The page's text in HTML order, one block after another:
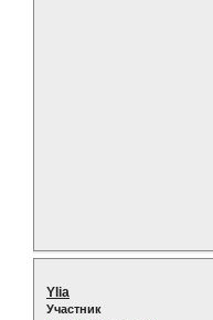
Ylia
Участник